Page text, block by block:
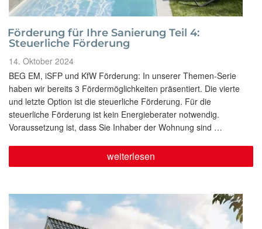
Förderung für Ihre Sanierung Teil 4:
Steuerliche Förderung
Veröffentlicht
am
14. Oktober 2024
BEG EM, iSFP und KfW Förderung: In unserer Themen-Serie
haben wir bereits 3 Fördermöglichkeiten präsentiert. Die vierte
und letzte Option ist die steuerliche Förderung. Für die
steuerliche Förderung ist kein Energieberater notwendig.
Voraussetzung ist, dass Sie Inhaber der Wohnung sind …
„Förderung
für
Teil
4:
Steuerliche
Förderung“
weiterlesen